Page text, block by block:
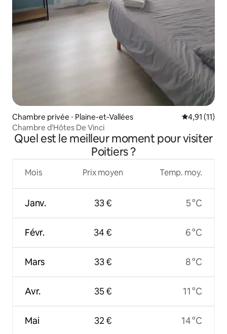
Chambre privée ⋅ Plaine-et-Vallées Évaluation
4,91 (11)
Chambre d'Hôtes De Vinci
Quel est le meilleur moment pour visiter
Poitiers ?
Mois
Janv.
Févr.
Mars
Avr.
Mai
Prix moyen
33 €
34 €
33 €
35 €
32 €
Temp. moy.
5 °C
6 °C
8 °C
11 °C
14 °C